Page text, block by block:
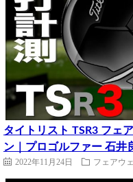
タイトリスト TSR3 フェ
ン｜プロゴルファー 石井
2022年11月24日 フェアウ